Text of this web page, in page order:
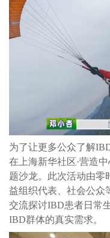
为了让更多公众了解
在上海新华社区·营造
题沙龙。此次活动由零
益组织代表、社会公众
交流探讨IBD患者日常
IBD群体的真实需求。